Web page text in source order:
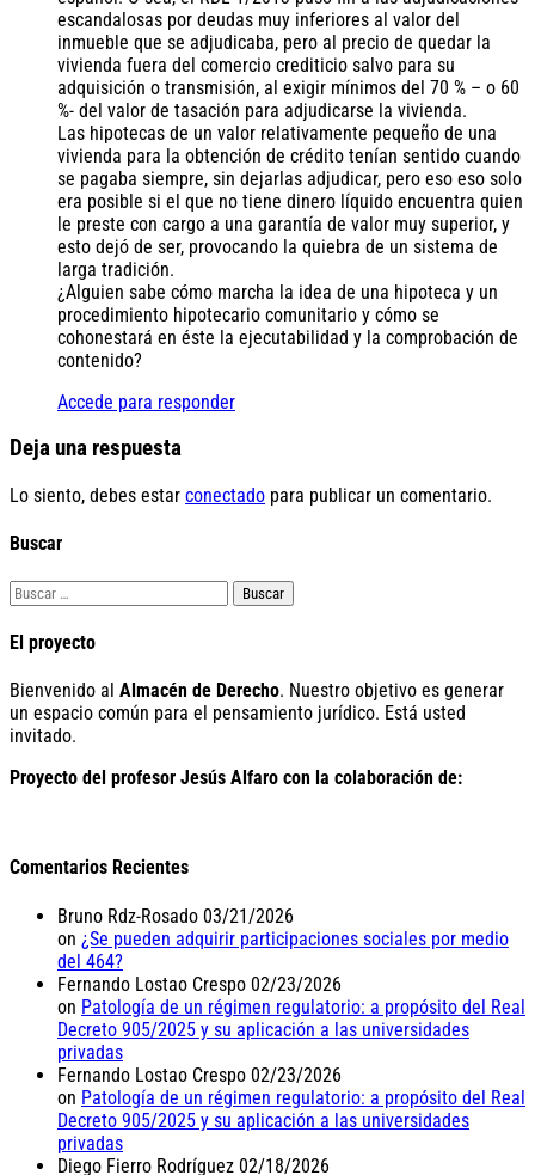
escandalosas por deudas muy inferiores al valor del
inmueble que se adjudicaba, pero al precio de quedar la
vivienda fuera del comercio crediticio salvo para su
adquisición o transmisión, al exigir mínimos del 70 % – o 60
%- del valor de tasación para adjudicarse la vivienda.
Las hipotecas de un valor relativamente pequeño de una
vivienda para la obtención de crédito tenían sentido cuando
se pagaba siempre, sin dejarlas adjudicar, pero eso eso solo
era posible si el que no tiene dinero líquido encuentra quien
le preste con cargo a una garantía de valor muy superior, y
esto dejó de ser, provocando la quiebra de un sistema de
larga tradición.
¿Alguien sabe cómo marcha la idea de una hipoteca y un
procedimiento hipotecario comunitario y cómo se
cohonestará en éste la ejecutabilidad y la comprobación de
contenido?
Accede para responder
Deja una respuesta
Lo siento, debes estar conectado para publicar un comentario.
Buscar
Buscar:
El proyecto
Bienvenido al Almacén de Derecho. Nuestro objetivo es generar
un espacio común para el pensamiento jurídico. Está usted
invitado.
Proyecto del profesor Jesús Alfaro con la colaboración de:
Comentarios Recientes
Bruno Rdz-Rosado 03/21/2026
on ¿Se pueden adquirir participaciones sociales por medio
del 464?
Fernando Lostao Crespo 02/23/2026
on Patología de un régimen regulatorio: a propósito del Real
Decreto 905/2025 y su aplicación a las universidades
privadas
Fernando Lostao Crespo 02/23/2026
on Patología de un régimen regulatorio: a propósito del Real
Decreto 905/2025 y su aplicación a las universidades
privadas
Diego Fierro Rodríguez 02/18/2026